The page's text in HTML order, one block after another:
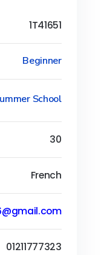
1T41651
Beginner
School
30
French
01211777323